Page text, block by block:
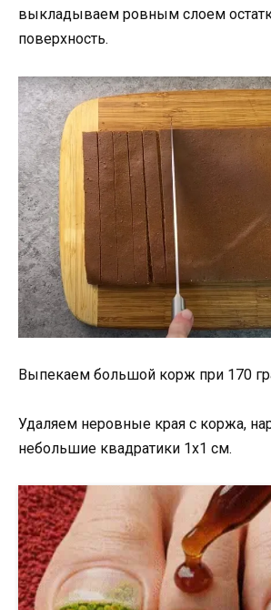
выкладываем ровным слоем
поверхность.
Выпекаем большой корж при 170
Удаляем неровные края с коржа,
небольшие квадратики 1х1 см.